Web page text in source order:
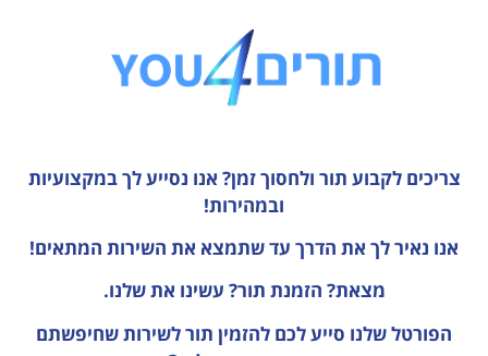
צריכים לקבוע תור ולחסוך זמן? אנו נסייע לך במקצועיות
ובמהירות!
אנו נאיר לך את הדרך עד שתמצא את השירות המתאים!
מצאת? הזמנת תור? עשינו את שלנו.
הפורטל שלנו סייע לכם להזמין תור לשירות שחיפשתם